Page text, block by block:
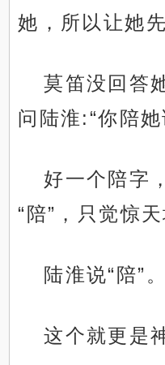
她，所以让她
莫笛没回答
问陆淮:“你陪她
好一个陪字
“陪”，只觉惊
陆淮说“陪”。
这个就更是